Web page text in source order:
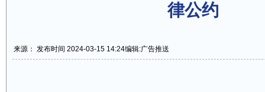
律公约
来源： 发布时间 2024-03-15 14:24编辑:广告推送